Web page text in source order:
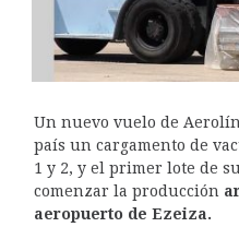
Un nuevo vuelo de
país un cargamento de
1 y 2, y el primer lote de
comenzar la producción
aeropuerto de Ezeiza.